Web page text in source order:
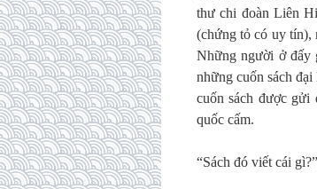
thư chi đoàn Liên
(chứng tỏ có uy tín),
Những người ở đấy
những cuốn sách
cuốn sách được gửi
quốc cấm.
“Sách đó viết cái